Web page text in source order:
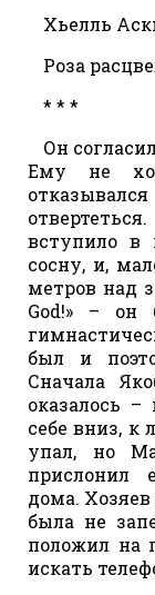
Хьелль
Роза
* * *
Он
Ему не
вступило в
сосну, и,
метров над
God!» – он
был и
Сначала
оказалось
себе вниз, к
упал, но
прислонил
дома.
была не
положил на
искать